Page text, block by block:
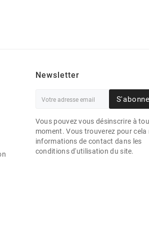
Newsletter
Vous pouvez vous désinscrire à
moment. Vous trouverez pour cela
informations de contact dans les
conditions d'utilisation du site.